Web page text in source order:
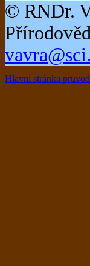
© RNDr.
Hlavní stránka